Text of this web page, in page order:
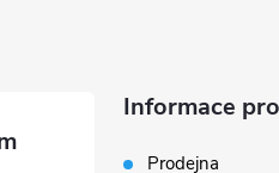
Informace
Prodejna